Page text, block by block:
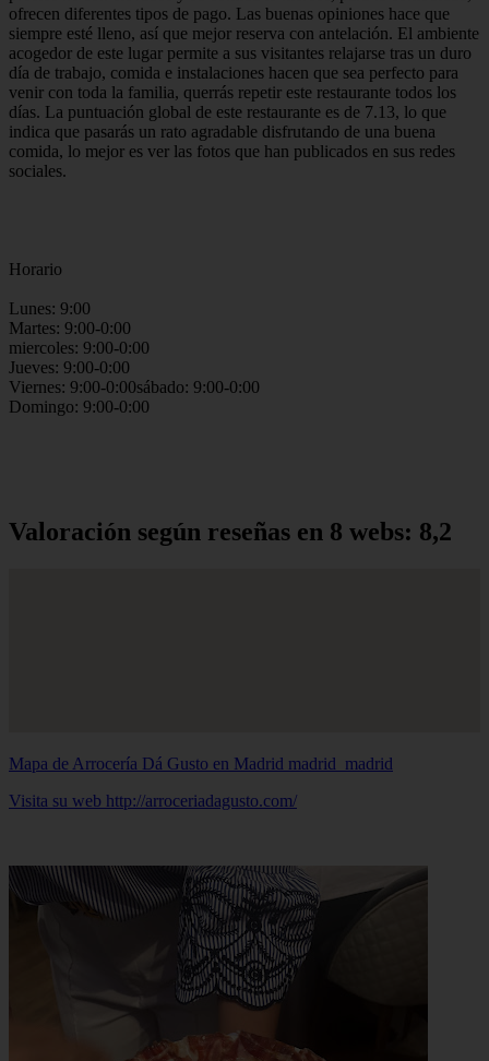
ofrecen diferentes tipos de pago. Las buenas opiniones hace que
siempre esté lleno, así que mejor reserva con antelación. El ambiente
acogedor de este lugar permite a sus visitantes relajarse tras un duro
día de trabajo, comida e instalaciones hacen que sea perfecto para
venir con toda la familia, querrás repetir este restaurante todos los
días. La puntuación global de este restaurante es de 7.13, lo que
indica que pasarás un rato agradable disfrutando de una buena
comida, lo mejor es ver las fotos que han publicados en sus redes
sociales.
Horario
Lunes: 9:00
Martes: 9:00-0:00
miercoles: 9:00-0:00
Jueves: 9:00-0:00
Viernes: 9:00-0:00sábado: 9:00-0:00
Domingo: 9:00-0:00
Valoración según reseñas en 8 webs: 8,2
Mapa de Arrocería Dá Gusto en Madrid madrid_madrid
Visita su web http://arroceriadagusto.com/